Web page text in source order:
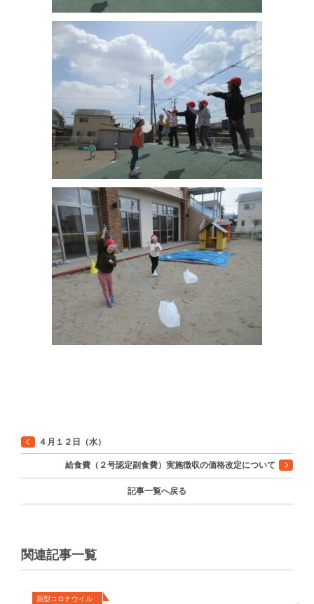
４月１２日（水）
給食費（２号認定副食費）実施徴収の価格改定について
記事一覧へ戻る
関連記事一覧
新型コロナウイル